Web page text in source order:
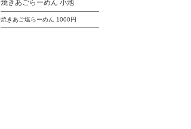
焼きあごらーめん 小池
焼きあご塩らーめん 1000円